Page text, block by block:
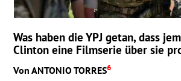
Was haben die YPJgetan, dass
Clinton eine Filmserie über sie
Von ANTONIO TORRES6